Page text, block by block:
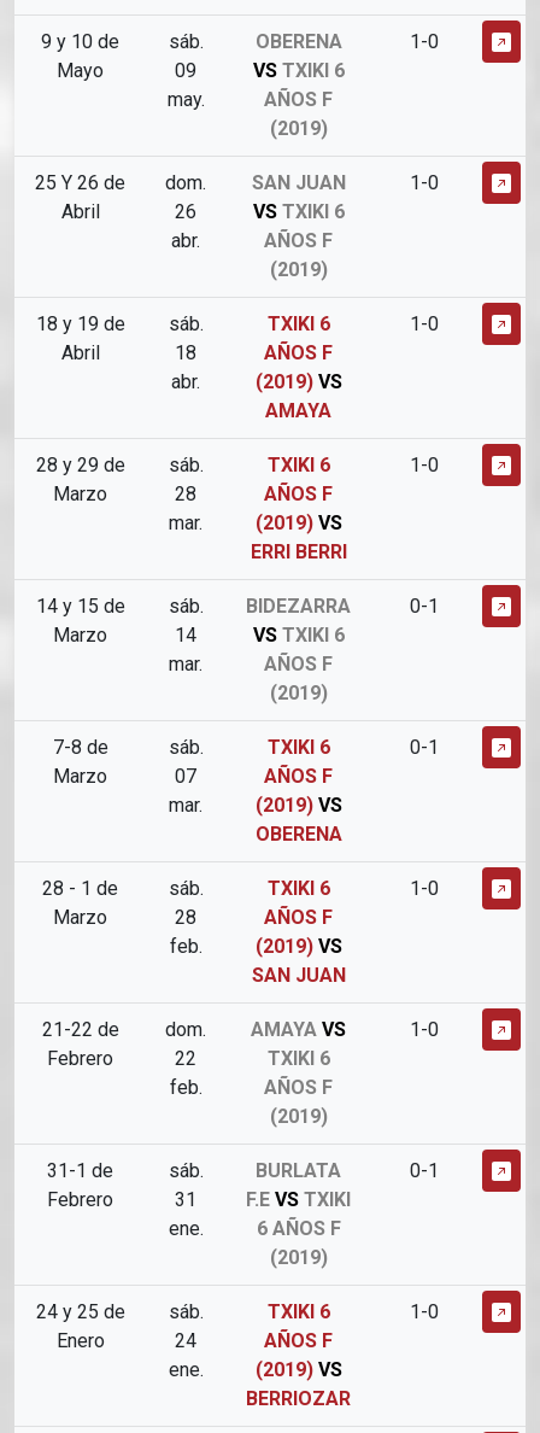
9 y 10 de
Mayo
sáb.
09
may.
OBERENA
VSTXIKI 6
AÑOS F
(2019)
1-0
25 Y 26 de
Abril
dom.
26
abr.
SAN JUAN
VSTXIKI 6
AÑOS F
(2019)
1-0
18 y 19 de
Abril
sáb.
18
abr.
TXIKI 6
AÑOS F
(2019) VS
AMAYA
1-0
28 y 29 de
Marzo
sáb.
28
mar.
TXIKI 6
AÑOS F
(2019) VS
ERRI BERRI
1-0
14 y 15 de
Marzo
sáb.
14
mar.
BIDEZARRA
VSTXIKI 6
AÑOS F
(2019)
0-1
7-8 de
Marzo
sáb.
07
mar.
TXIKI 6
AÑOS F
(2019) VS
OBERENA
0-1
28 - 1 de
Marzo
sáb.
28
feb.
TXIKI 6
AÑOS F
(2019) VS
SAN JUAN
1-0
21-22 de
Febrero
dom.
22
feb.
AMAYA VS
TXIKI 6
AÑOS F
(2019)
1-0
31-1 de
Febrero
sáb.
31
ene.
BURLATA
F.E VS TXIKI
6 AÑOS F
(2019)
0-1
24 y 25 de
Enero
sáb.
24
ene.
TXIKI 6
AÑOS F
(2019) VS
BERRIOZAR
1-0